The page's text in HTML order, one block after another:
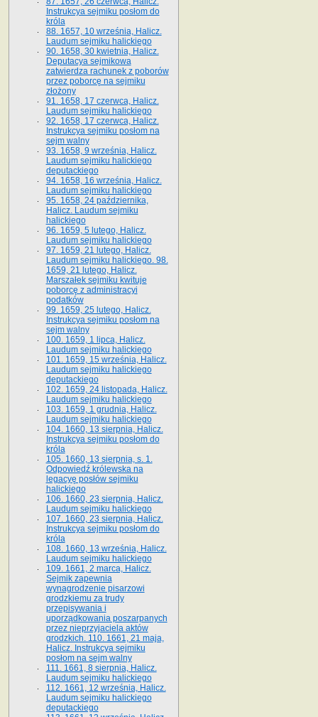
Instrukcya sejmiku posłom do
króla
88. 1657, 10 września, Halicz.
Laudum sejmiku halickiego
90. 1658, 30 kwietnia, Halicz.
Deputacya sejmikowa
zatwierdza rachunek z poborów
przez poborcę na sejmiku
złożony
91. 1658, 17 czerwca, Halicz.
Laudum sejmiku halickiego
92. 1658, 17 czerwca, Halicz.
Instrukcya sejmiku posłom na
sejm walny
93. 1658, 9 września, Halicz.
Laudum sejmiku halickiego
deputackiego
94. 1658, 16 września, Halicz.
Laudum sejmiku halickiego
95. 1658, 24 października,
Halicz. Laudum sejmiku
halickiego
96. 1659, 5 lutego, Halicz.
Laudum sejmiku halickiego
97. 1659, 21 lutego, Halicz.
Laudum sejmiku halickiego. 98.
1659, 21 lutego, Halicz.
Marszałek sejmiku kwituje
poborcę z administracyi
podatków
99. 1659, 25 lutego, Halicz.
Instrukcya sejmiku posłom na
sejm walny
100. 1659, 1 lipca, Halicz.
Laudum sejmiku halickiego
101. 1659, 15 września, Halicz.
Laudum sejmiku halickiego
deputackiego
102. 1659, 24 listopada, Halicz.
Laudum sejmiku halickiego
103. 1659, 1 grudnia, Halicz.
Laudum sejmiku halickiego
104. 1660, 13 sierpnia, Halicz.
Instrukcya sejmiku posłom do
króla
105. 1660, 13 sierpnia, s. 1.
Odpowiedź królewska na
legacyę posłów sejmiku
halickiego
106. 1660, 23 sierpnia, Halicz.
Laudum sejmiku halickiego
107. 1660, 23 sierpnia, Halicz.
Instrukcya sejmiku posłom do
króla
108. 1660, 13 września, Halicz.
Laudum sejmiku halickiego
109. 1661, 2 marca, Halicz.
Sejmik zapewnia
wynagrodzenie pisarzowi
grodzkiemu za trudy
przepisywania i
uporządkowania poszarpanych
przez nieprzyjaciela aktów
grodzkich. 110. 1661, 21 maja,
Halicz. Instrukcya sejmiku
posłom na sejm walny
111. 1661, 8 sierpnia, Halicz.
Laudum sejmiku halickiego
112. 1661, 12 września, Halicz.
Laudum sejmiku halickiego
deputackiego